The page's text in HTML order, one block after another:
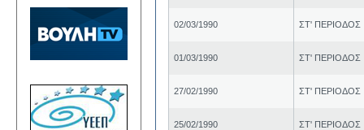
02/03/1990 ΣΤ' ΠΕΡΙΟΔΟΣ
01/03/1990 ΣΤ' ΠΕΡΙΟΔΟΣ
27/02/1990 ΣΤ' ΠΕΡΙΟΔΟΣ
25/02/1990 ΣΤ' ΠΕΡΙΟΔΟΣ